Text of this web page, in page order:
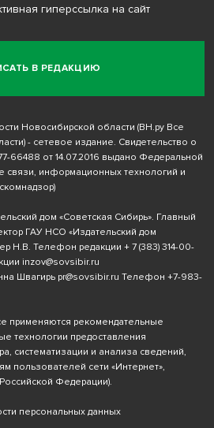
В РЕДАКЦИЮ
гиперссылка на сайт
Новосибирской области (ВН.ру Все
- сетевое издание. Свидетельство о
66488 от 14.07.2016 выдано Федеральной
связи, информационных технологий и
дом «Советская Сибирь». Главный
ГАУ НСО «Издательский дом
Н.В. Телефон редакции + 7 (383) 314-00-
inzov@sovsibir.ru
Швагирь pr@sovsibir.ru Телефон +7-983-
применяются рекомендательные
технологии предоставления
систематизации и анализа сведений,
пользователей сети «Интернет»,
Федерации).
персональных данных